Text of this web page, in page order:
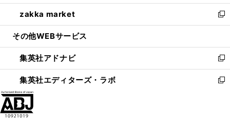
開
く
ウ
で
開
ン
ド
ウ
開
く
ウ
ィ
ン
ウ
で
開
く
し
い
ウ
ン
ド
ウ
で
zakka market
新
し
ウ
ィ
ン
ド
その他WEBサービス
集英社アドナビ
新
し
い
集英社エディターズ・ラボ
新